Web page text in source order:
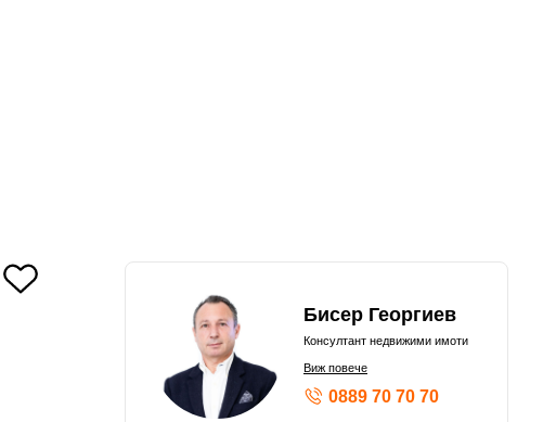
Бисер Георгиев
Консултант недвижими имоти
Виж повече
0889 70 70 70